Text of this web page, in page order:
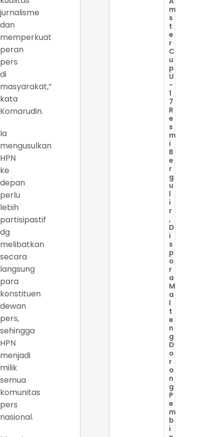
jurnalisme
dan
memperkuat
peran
pers
di
masyarakat,”
kata
Komarudin.
Ia
mengusulkan
HPN
ke
depan
perlu
lebih
partisipastif
dg
melibatkan
secara
langsung
para
konstituen
dewan
pers,
sehingga
HPN
menjadi
milik
semua
komunitas
pers
nasional.
m
s
t
e
r
C
u
p
U
-
1
7
R
e
s
m
i
B
e
r
g
u
l
i
r
,
D
i
s
p
o
r
a
M
a
l
t
e
n
g
D
o
r
o
n
g
P
e
m
b
i